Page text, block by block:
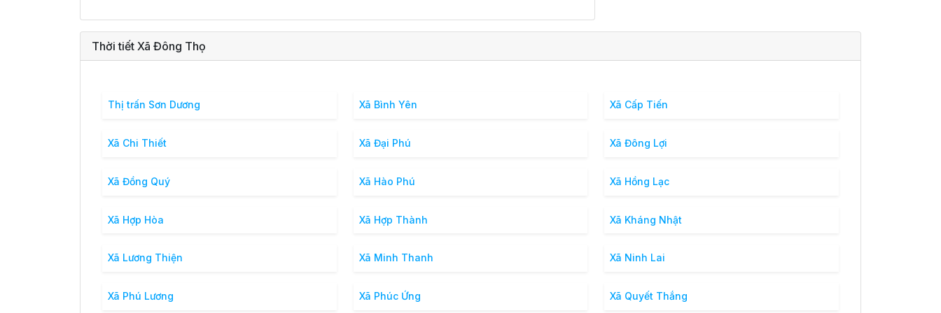
Thời tiết Xã Đông Thọ
Thị trấn Sơn Dương Xã Bình Yên Xã Cấp Tiến
Xã Chi Thiết Xã Đại Phú Xã Đông Lợi
Xã Đồng Quý Xã Hào Phú Xã Hồng Lạc
Xã Hợp Hòa Xã Hợp Thành Xã Kháng Nhật
Xã Lương Thiện Xã Minh Thanh Xã Ninh Lai
Xã Phú Lương Xã Phúc Ứng Xã Quyết Thắng